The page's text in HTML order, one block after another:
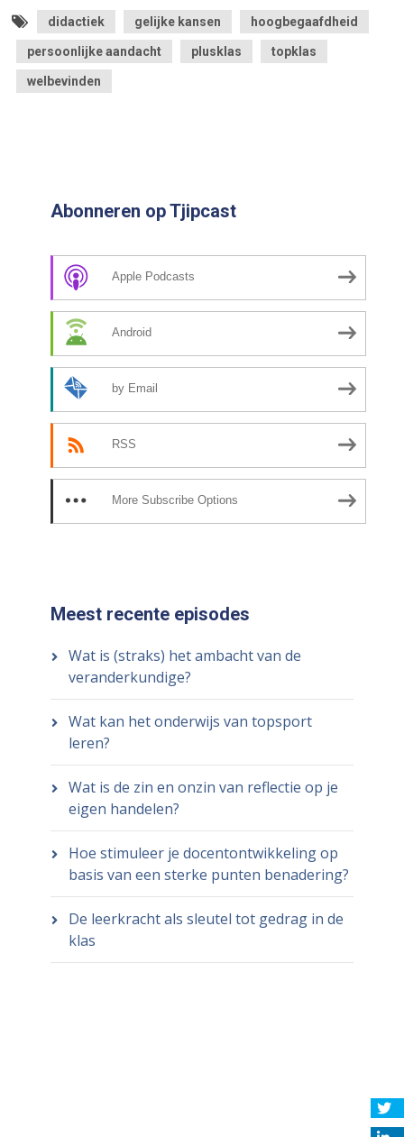
didactiek gelijke kansen hoogbegaafdheid
persoonlijke aandacht plusklas topklas
welbevinden
Abonneren op Tjipcast
Apple Podcasts
Android
by Email
RSS
More Subscribe Options
Meest recente episodes
Wat is (straks) het ambacht van de
veranderkundige?
Wat kan het onderwijs van topsport
leren?
Wat is de zin en onzin van reflectie op je
eigen handelen?
Hoe stimuleer je docentontwikkeling op
basis van een sterke punten benadering?
De leerkracht als sleutel tot gedrag in de
klas